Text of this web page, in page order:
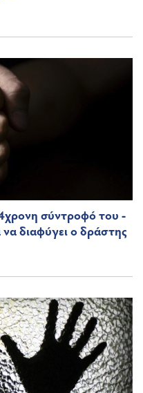
σύντροφό του -
διαφύγει ο δράστης